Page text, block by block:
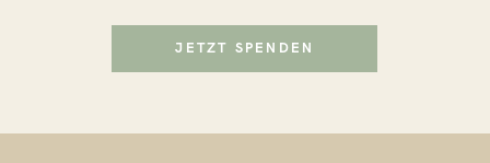
JETZT SPENDEN